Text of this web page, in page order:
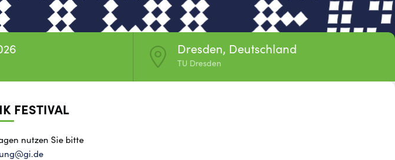
Dresden, Deutschland
TU Dresden
FESTIVAL
nutzen Sie bitte